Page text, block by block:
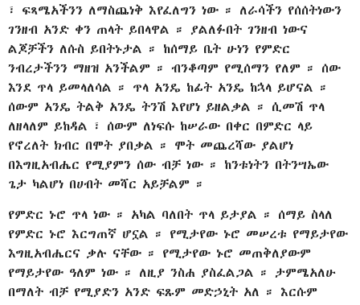
፣ ፍጻሜአችንን ለማስጨነቅ እየፈለግን ነው ። ለራሳችን የሰሰትነውን
ገንዘብ አንድ ቀን ጠላት ይበላዋል ። ያልለፉበት ገንዘብ ነውና
ልጆቻችን ለሱስ ይበትኑታል ። ከሰማይ ቤት ሁነን የምድር
ንብረታችንን ማዘዝ አንችልም ። ብንቆጣም የሚሰማን የለም ። ሰው
እንደ ጥላ ይመላለሳል ። ጥላ አንዴ ከፊት አንዴ ከኋላ ይሆናል ።
ሰውም አንዴ ትልቅ አንዴ ትንሽ እየሆነ ይዘልቃል ። ሲመሽ ጥላ
ለዘላለም ይከዳል ፣ ሰውም ለነፍሱ ከሠራው በቀር በምድር ላይ
የኖረለት ክብር በሞት ያበቃል ። ሞት መጨረሻው ያልሆነ
በእግዚአብሔር የሚያምን ሰው ብቻ ነው ። ከንቱነትን በትንሣኤው
ጌታ ካልሆነ በሀብት መሻር አይቻልም ።
የምድር ኑሮ ጥላ ነው ። አካል ባለበት ጥላ ይታያል ። ሰማይ ስላለ
የምድር ኑሮ እርግጠኛ ሆኗል ። የሚታየው ኑሮ መሠረቱ የማይታየው
እግዚአብሔርና ቃሉ ናቸው ። የሚታየው ኑሮ መጠቅለያውም
የማይታየው ዓለም ነው ። ለዚያ ንስሐ ያስፈልጋል ። ታምሜአለሁ
በማለት ብቻ የሚያድን አንድ ፍጹም መድኃኒት አለ ። እርሱም